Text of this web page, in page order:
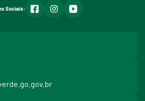
Sociais: facebookinstagramyoutube